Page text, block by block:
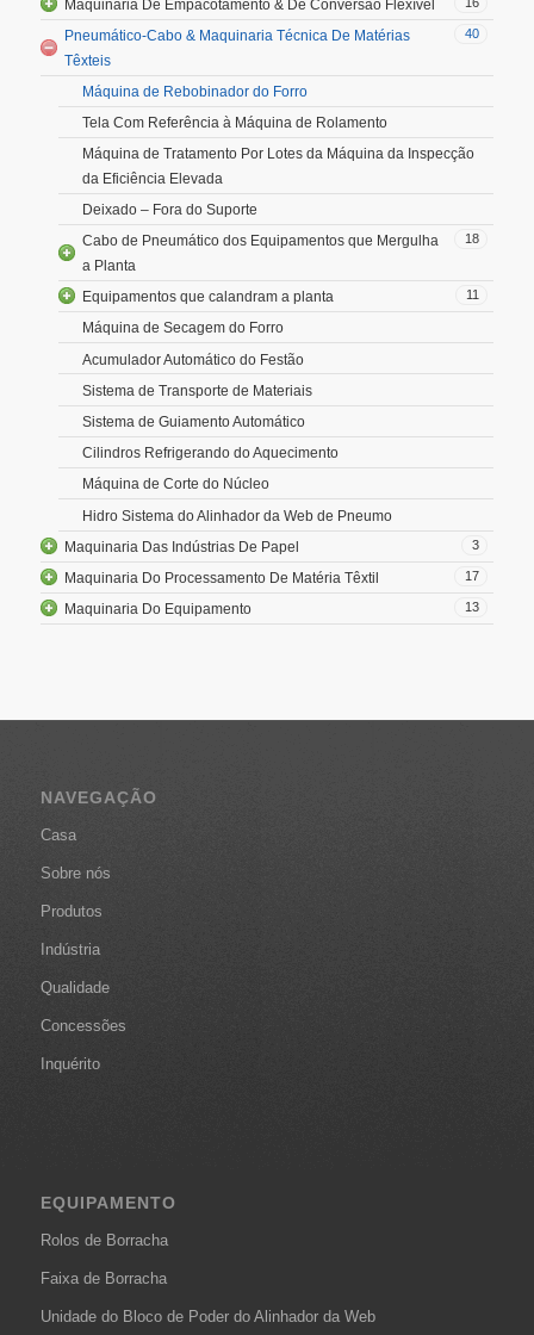
Maquinaria De Empacotamento & De Conversão Flexível
40
Pneumático-Cabo & Maquinaria Técnica De Matérias
Têxteis
Máquina de Rebobinador do Forro
Tela Com Referência à Máquina de Rolamento
Máquina de Tratamento Por Lotes da Máquina da Inspecção
da Eficiência Elevada
Deixado – Fora do Suporte
18
Cabo de Pneumático dos Equipamentos que Mergulha
a Planta
11
Equipamentos que calandram a planta
Máquina de Secagem do Forro
Acumulador Automático do Festão
Sistema de Transporte de Materiais
Sistema de Guiamento Automático
Cilindros Refrigerando do Aquecimento
Máquina de Corte do Núcleo
Hidro Sistema do Alinhador da Web de Pneumo
3
Maquinaria Das Indústrias De Papel
17
Maquinaria Do Processamento De Matéria Têxtil
13
Maquinaria Do Equipamento
NAVEGAÇÃO
Casa
Sobre nós
Produtos
Indústria
Qualidade
Concessões
Inquérito
EQUIPAMENTO
Rolos de Borracha
Faixa de Borracha
Unidade do Bloco de Poder do Alinhador da Web